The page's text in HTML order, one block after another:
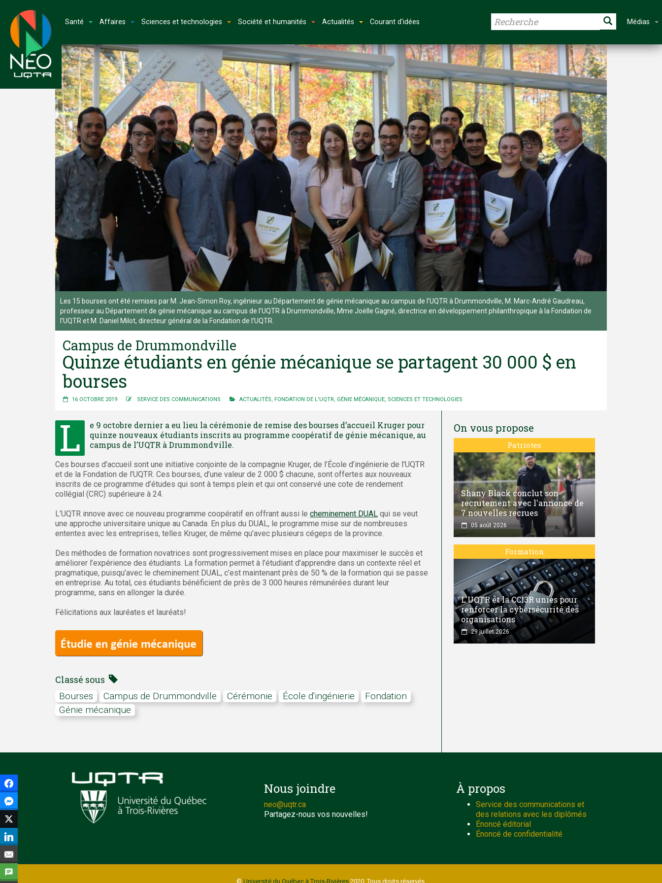
Santé Affaires Sciences et technologies Société et humanités Actualités Courant d'idées Médias
Les 15 bourses ont été remises par M. Jean-Simon Roy, ingénieur au Département de génie mécanique au campus de l’UQTR à Drummondville, M. Marc-André Gaudreau,
professeur au Département de génie mécanique au campus de l’UQTR à Drummondville, Mme Joëlle Gagné, directrice en développement philanthropique à la Fondation de
l’UQTR et M. Daniel Milot, directeur général de la Fondation de l’UQTR.
Campus de Drummondville
Quinze étudiants en génie mécanique se partagent 30 000 $ en
bourses
16 OCTOBRE 2019 SERVICE DES COMMUNICATIONS ACTUALITÉS, FONDATION DE L'UQTR, GÉNIE MÉCANIQUE, SCIENCES ET TECHNOLOGIES
L
e 9 octobre dernier a eu lieu la cérémonie de remise des bourses d’accueil Kruger pour
quinze nouveaux étudiants inscrits au programme coopératif de génie mécanique, au
campus de l’UQTR à Drummondville.
Ces bourses d’accueil sont une initiative conjointe de la compagnie Kruger, de l’École d’ingénierie de l’UQTR
et de la Fondation de l’UQTR. Ces bourses, d’une valeur de 2 000 $ chacune, sont offertes aux nouveaux
inscrits de ce programme d’études qui sont à temps plein et qui ont conservé une cote de rendement
collégial (CRC) supérieure à 24.
L’UQTR innove avec ce nouveau programme coopératif en offrant aussi le cheminement DUAL qui se veut
une approche universitaire unique au Canada. En plus du DUAL, le programme mise sur de nombreuses
ententes avec les entreprises, telles Kruger, de même qu’avec plusieurs cégeps de la province.
Des méthodes de formation novatrices sont progressivement mises en place pour maximiser le succès et
améliorer l’expérience des étudiants. La formation permet à l’étudiant d’apprendre dans un contexte réel et
pragmatique, puisqu’avec le cheminement DUAL, c’est maintenant près de 50 % de la formation qui se passe
en entreprise. Au total, ces étudiants bénéficient de près de 3 000 heures rémunérées durant leur
programme, sans en allonger la durée.
Félicitations aux lauréates et lauréats!
Classé sous
bourses campus de Drummondville cérémonie École d'ingénierie
Fondation
génie mécanique
On vous propose
Patriotes
Shany Black conclut son
recrutement avec l'annonce de
7 nouvelles recrues
05 août 2026
Formation
L'UQTR et la CCI3R unies pour
renforcer la cybersécurité des
organisations
29 juillet 2026
Nous joindre
neo@uqtr.ca
Partagez-nous vos nouvelles!
À propos
Service des communications et
des relations avec les diplômés
Énoncé éditorial
Énoncé de confidentialité
© Université du Québec à Trois-Rivières2020. Tous droits réservés.
Facebook Messenger